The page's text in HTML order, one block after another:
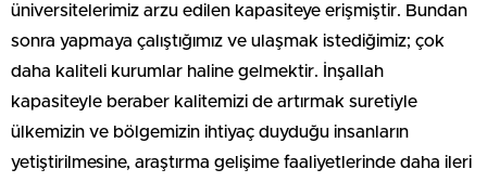
üniversitelerimiz arzu edilen kapasiteye erişmiştir. Bundan
sonra yapmaya çalıştığımız ve ulaşmak istediğimiz; çok
daha kaliteli kurumlar haline gelmektir. İnşallah
kapasiteyle beraber kalitemizi de artırmak suretiyle
ülkemizin ve bölgemizin ihtiyaç duyduğu insanların
yetiştirilmesine, araştırma gelişime faaliyetlerinde daha ileri